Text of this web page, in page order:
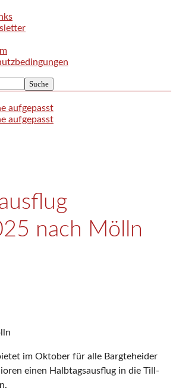
nach Mölln
im Oktober für alle Bargteheider
einen Halbtagsausflug in die Till-